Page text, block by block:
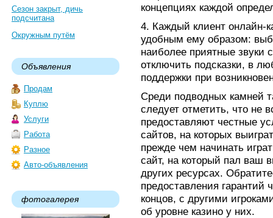
Сезон закрыт, дичь
подсчитана
Окружным путём
Объявления
Продам
Куплю
Услуги
Работа
Разное
Авто-объявления
фотогалерея
концепциях каждой
4. Каждый клиент онлайн-
удобным ему образом:
наиболее приятные звуки
отключить подсказки, в
поддержки при
Среди подводных камней
следует отметить, что не
предоставляют честные
сайтов, на которых
прежде чем начинать
сайт, на который пал ваш
других ресурсах.
предоставления гарантий
концов, с другими
об уровне казино у них.